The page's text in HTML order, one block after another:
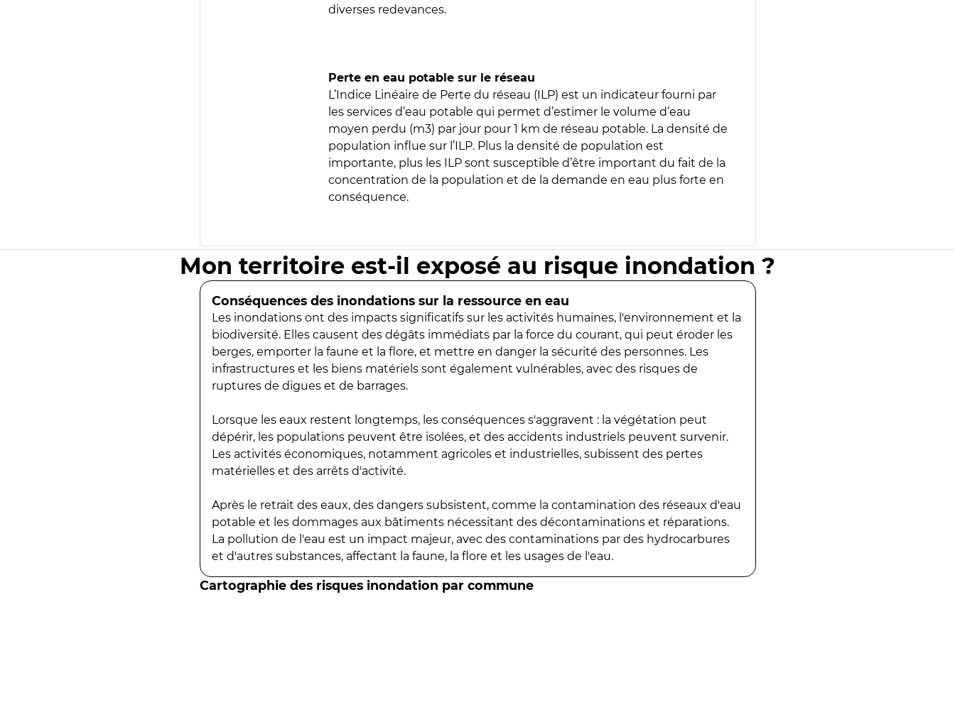
diverses redevances.
Perte en eau potable sur le réseau
L’Indice Linéaire de Perte du réseau (ILP) est un indicateur fourni par
les services d’eau potable qui permet d’estimer le volume d’eau
moyen perdu (m3) par jour pour 1 km de réseau potable. La densité de
population influe sur l’ILP. Plus la densité de population est
importante, plus les ILP sont susceptible d’être important du fait de la
concentration de la population et de la demande en eau plus forte en
conséquence.
Mon territoire est-il exposé au risque inondation ?
Conséquences des inondations sur la ressource en eau
Les inondations ont des impacts significatifs sur les activités humaines, l'environnement et la
biodiversité. Elles causent des dégâts immédiats par la force du courant, qui peut éroder les
berges, emporter la faune et la flore, et mettre en danger la sécurité des personnes. Les
infrastructures et les biens matériels sont également vulnérables, avec des risques de
ruptures de digues et de barrages.
Lorsque les eaux restent longtemps, les conséquences s'aggravent : la végétation peut
dépérir, les populations peuvent être isolées, et des accidents industriels peuvent survenir.
Les activités économiques, notamment agricoles et industrielles, subissent des pertes
matérielles et des arrêts d'activité.
Après le retrait des eaux, des dangers subsistent, comme la contamination des réseaux d'eau
potable et les dommages aux bâtiments nécessitant des décontaminations et réparations.
La pollution de l'eau est un impact majeur, avec des contaminations par des hydrocarbures
et d'autres substances, affectant la faune, la flore et les usages de l'eau.
Cartographie des risques inondation par commune